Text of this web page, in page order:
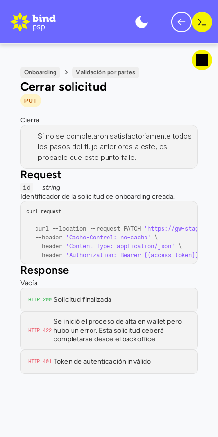
Onboarding Validación por partes
Cerrar solicitud
PUT
Cierra
Si no se completaron satisfactoriamente todos
los pasos del flujo anteriores a este, es
probable que este punto falle.
Request
id
string
Identificador de la solicitud de onboarding creada.
curl request
curl -- location -- request PATCH
'https://gw-staging-
-- header 'Cache-Control: no-cache'
\
-- header 'Content-Type: application/json'
\
-- header 'Authorization: Bearer {{access_token}}'
Response
Vacía.
HTTP 200 Solicitud finalizada
HTTP 422
Se inició el proceso de alta en wallet pero
hubo un error. Esta solicitud deberá
completarse desde el backoffice
HTTP 401 Token de autenticación inválido